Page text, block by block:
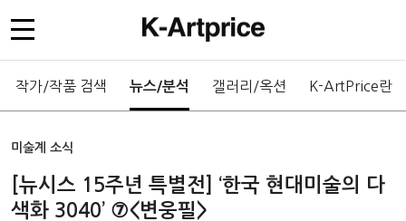
작가/작품 검색 뉴스/분석 갤러리/옥션 K-ArtPrice란
미술계 소식
[뉴시스 15주년 특별전] ‘한국 현대미술의 다
색화 3040’ ⑦<변웅필>